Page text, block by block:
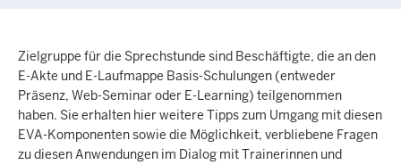
Zielgruppe für die Sprechstunde sind Beschäftigte, die an den
E-Akte und E-Laufmappe Basis-Schulungen (entweder
Präsenz, Web-Seminar oder E-Learning) teilgenommen
haben. Sie erhalten hier weitere Tipps zum Umgang mit diesen
EVA-Komponenten sowie die Möglichkeit, verbliebene Fragen
zu diesen Anwendungen im Dialog mit Trainerinnen und